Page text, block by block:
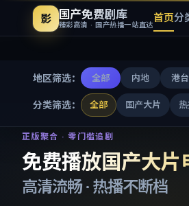
影 国产免费剧库
臻彩高清 · 国产热播一站直达
首页分
地区筛选： 全部 内地 港台
分类筛选： 全部 国产大片
免费播放国产大片
正版聚合 · 零门槛追剧
免费播放国产大片
高清流畅 · 热播不断档